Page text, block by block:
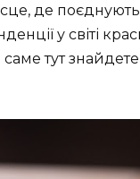
де
у світі
тут